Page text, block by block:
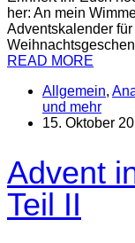
her: An mein
Adventskalender
READ MORE
Allgemein,
und mehr
15. Oktober
Advent
Teil II